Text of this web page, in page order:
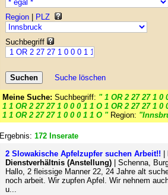
Region PLZ
Suchbegriff
Suche löschen
Meine Suche: Suchbegriff: " 1 OR 2 27 27 1 0
1 1 OR 2 27 27 1 0 0 0 1 1 O 1 OR 2 27 27 1
1 1 OR 2 27 27 1 0 0 0 1 1 O "Region:
Ergebnis: 172 Inserate
2 Slowakische Apfelzupfer suchen Arbeit!!
Dienstverhältnis (Anstellung) | Schenna,
Hallo, 2 fleissige Manner 22, 24 Jahre alt
noch arbeit. Wir zupfen Apfel. Wir nehnem
u...